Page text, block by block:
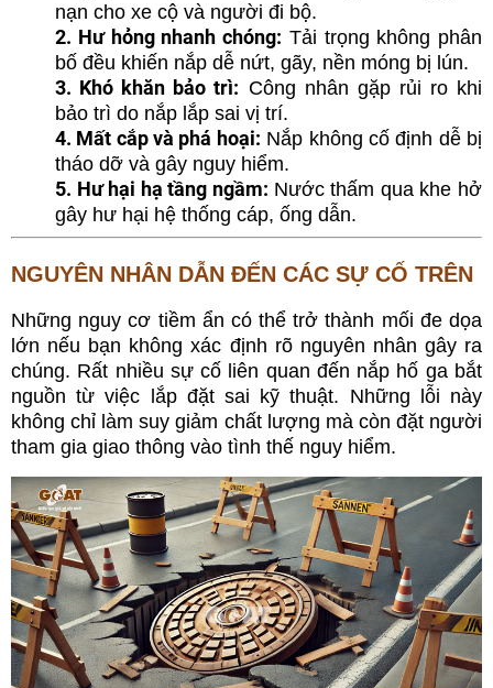
nạn cho xe cộ và người đi bộ.
2. Hư hỏng nhanh chóng: Tải trọng không phân
bố đều khiến nắp dễ nứt, gãy, nền móng bị lún.
3. Khó khăn bảo trì: Công nhân gặp rủi ro khi
bảo trì do nắp lắp sai vị trí.
4. Mất cắp và phá hoại: Nắp không cố định dễ bị
tháo dỡ và gây nguy hiểm.
5. Hư hại hạ tầng ngầm: Nước thấm qua khe hở
gây hư hại hệ thống cáp, ống dẫn.
NGUYÊN NHÂN DẪN ĐẾN CÁC SỰ CỐ TRÊN
Những nguy cơ tiềm ẩn có thể trở thành mối đe dọa
lớn nếu bạn không xác định rõ nguyên nhân gây ra
chúng. Rất nhiều sự cố liên quan đến nắp hố gabắt
nguồn từ việc lắp đặt sai kỹ thuật. Những lỗi này
không chỉ làm suy giảm chất lượng mà còn đặt người
tham gia giao thông vào tình thế nguy hiểm.